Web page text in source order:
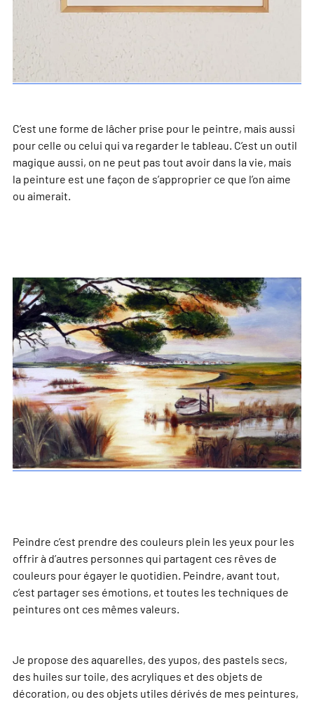
C’est une forme de lâcher prise pour le peintre, mais aussi
pour celle ou celui qui va regarder le tableau. C’est un outil
magique aussi, on ne peut pas tout avoir dans la vie, mais
la peinture est une façon de s’approprier ce que l’on aime
ou aimerait.
Peindre c’est prendre des couleurs plein les yeux pour les
offrir à d’autres personnes qui partagent ces rêves de
couleurs pour égayer le quotidien. Peindre, avant tout,
c’est partager ses émotions, et toutes les techniques de
peintures ont ces mêmes valeurs.
Je propose des aquarelles, des yupos, des pastels secs,
des huiles sur toile, des acryliques et des objets de
décoration, ou des objets utiles dérivés de mes peintures,